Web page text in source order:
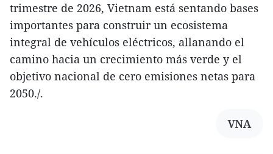
trimestre de 2026, Vietnam está sentando bases
importantes para construir un ecosistema
integral de vehículos eléctricos, allanando el
camino hacia un crecimiento más verde y el
objetivo nacional de cero emisiones netas para
2050./.
VNA